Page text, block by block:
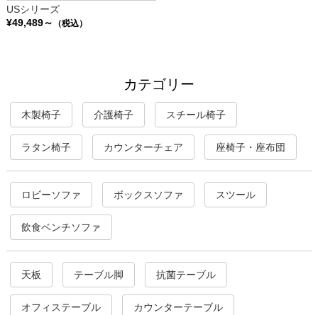
USシリーズ
¥49,489～
（税込）
カテゴリー
木製椅子 介護椅子 スチール椅子
ラタン椅子 カウンターチェア 座椅子・座布団
ロビーソファ ボックスソファ スツール
飲食ベンチソファ
天板 テーブル脚 抗菌テーブル
オフィステーブル カウンターテーブル